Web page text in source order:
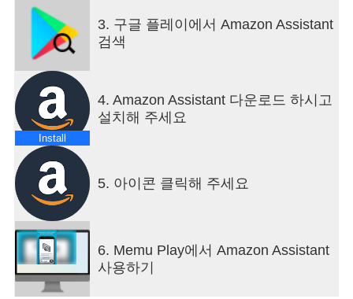
- Recent Finds: launch the app to view recently
matched Amazon offers.
By installing you are agreeing to the Conditions of
Use located at www.amazon.com/gp/BIT/TOU.
This app uses Accessibility services.
3. 구글 플레이에서 Amazon Assistant
검색
Install
4. Amazon Assistant 다운로드 하시고
설치해 주세요
5. 아이콘 클릭해 주세요
6. Memu Play에서 Amazon Assistant
사용하기